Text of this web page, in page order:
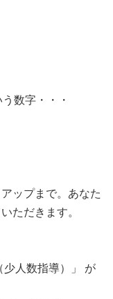
数字・・・
ップまで。あなた
ただきます。
少人数指導）」 が